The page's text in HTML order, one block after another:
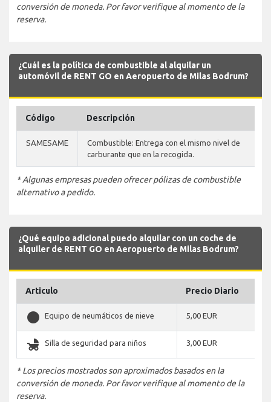
conversión de moneda. Por favor verifique al momento de la
reserva.
¿Cuál es la política de combustible al alquilar un
automóvil de RENT GO en Aeropuerto de Milas Bodrum?
Código Descripción
SAMESAME
Combustible: Entrega con el mismo nivel de
carburante que en la recogida.
* Algunas empresas pueden ofrecer pólizas de combustible
alternativo a pedido.
¿Qué equipo adicional puedo alquilar con un coche de
alquiler de RENT GO en Aeropuerto de Milas Bodrum?
Articulo Precio Diario
stop_circle Equipo de neumáticos de nieve 5,00 EUR
child_friendly Silla de seguridad para niños 3,00 EUR
* Los precios mostrados son aproximados basados en la
conversión de moneda. Por favor verifique al momento de la
reserva.